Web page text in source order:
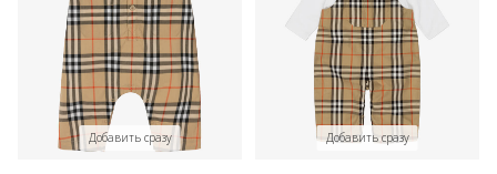
Добавить сразу Добавить сразу